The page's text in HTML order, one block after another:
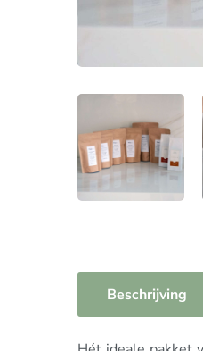
Beschrijving